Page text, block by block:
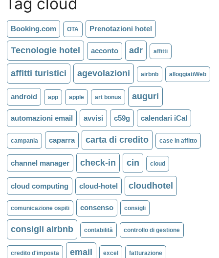
Booking.com OTA Prenotazioni hotel
Tecnologie hotel acconto adr affitti
affitti turistici agevolazioni airbnb alloggiatiWeb
android app apple art bonus auguri
automazioni email avvisi c59g calendari iCal
campania caparra carta di credito case in affitto
channel manager check-in cin cloud
cloud computing cloud-hotel cloudhotel
comunicazione ospiti consenso consigli
consigli airbnb contabilità controllo di gestione
credito d'imposta email excel fatturazione